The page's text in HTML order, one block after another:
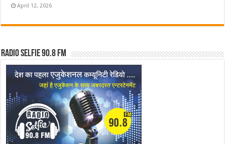
April 12, 2026
Radio Selfie 90.8 FM